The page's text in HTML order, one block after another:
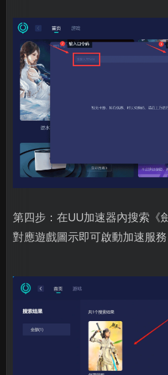
第四步：在UU加速器內搜索《
對應遊戲圖示即可啟動加速服務